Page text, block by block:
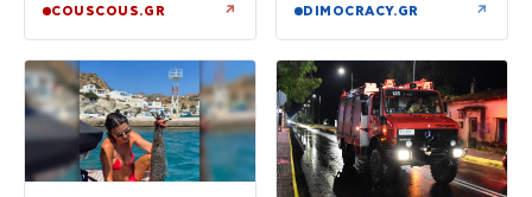
COUSCOUS.GR ↗ DIMOCRACY.GR ↗